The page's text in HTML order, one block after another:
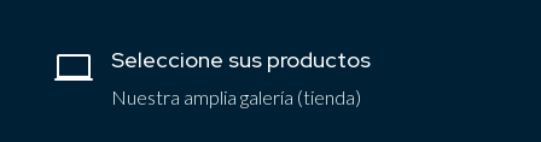
 Seleccione sus productos
Nuestra amplia galería (tienda)